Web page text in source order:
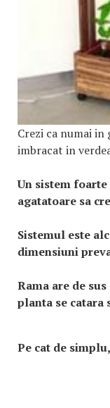
Crezi ca numai
imbracat in
Un sistem
agatatoare sa
Sistemul este
dimensiuni
Rama are de
planta se catara
Pe cat de